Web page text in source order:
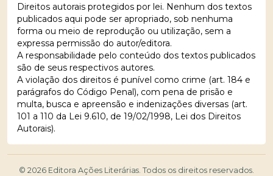
Direitos autorais protegidos por lei. Nenhum dos textos
publicados aqui pode ser apropriado, sob nenhuma
forma ou meio de reprodução ou utilização, sem a
expressa permissão do autor/editora.
A responsabilidade pelo conteúdo dos textos publicados
são de seus respectivos autores.
A violação dos direitos é punível como crime (art. 184 e
parágrafos do Código Penal), com pena de prisão e
multa, busca e apreensão e indenizações diversas (art.
101 a 110 da Lei 9.610, de 19/02/1998, Lei dos Direitos
Autorais).
© 2026 Editora Ações Literárias. Todos os direitos reservados.